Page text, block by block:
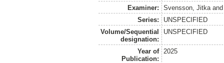
Examiner:
Svensson, Jitka
Series:
UNSPECIFIED
Volume/Sequential
designation:
UNSPECIFIED
Year of
Publication:
2025